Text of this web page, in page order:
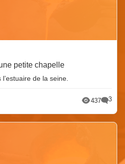
petite chapelle
de la seine.
437 3